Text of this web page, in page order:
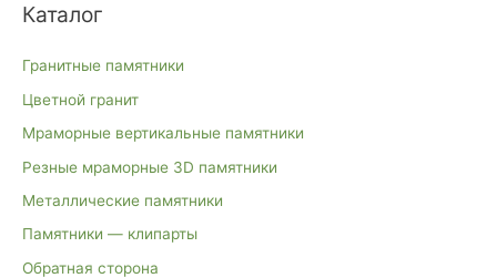
Каталог
Гранитные памятники
Цветной гранит
Мраморные вертикальные памятники
Резные мраморные 3D памятники
Металлические памятники
Памятники — клипарты
Обратная сторона